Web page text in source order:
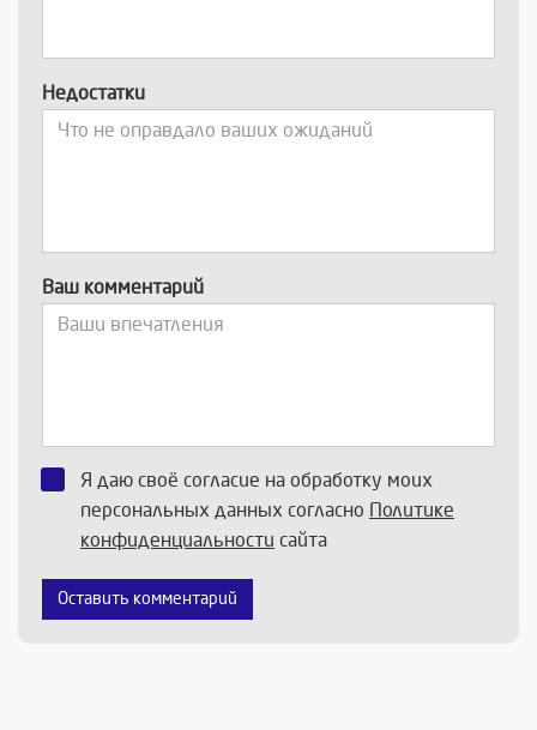
Недостатки
Ваш комментарий
Я даю своё согласие на обработку моих
персональных данных согласно Политике
конфиденциальности сайта
Оставить комментарий